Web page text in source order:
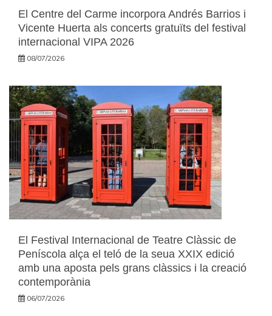
El Centre del Carme incorpora Andrés Barrios i
Vicente Huerta als concerts gratuïts del festival
internacional VIPA 2026
08/07/2026
El Festival Internacional de Teatre Clàssic de
Peníscola alça el teló de la seua XXIX edició
amb una aposta pels grans clàssics i la creació
contemporània
06/07/2026